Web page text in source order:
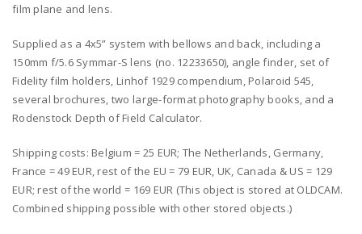
film plane and lens.
Supplied as a 4x5” system with bellows and back, including a
150mm f/5.6 Symmar-S lens (no. 12233650), angle finder, set of
Fidelity film holders, Linhof 1929 compendium, Polaroid 545,
several brochures, two large-format photography books, and a
Rodenstock Depth of Field Calculator.
Shipping costs: Belgium = 25 EUR; The Netherlands, Germany,
France = 49 EUR, rest of the EU = 79 EUR, UK, Canada & US = 129
EUR; rest of the world = 169 EUR (This object is stored at OLDCAM.
Combined shipping possible with other stored objects.)